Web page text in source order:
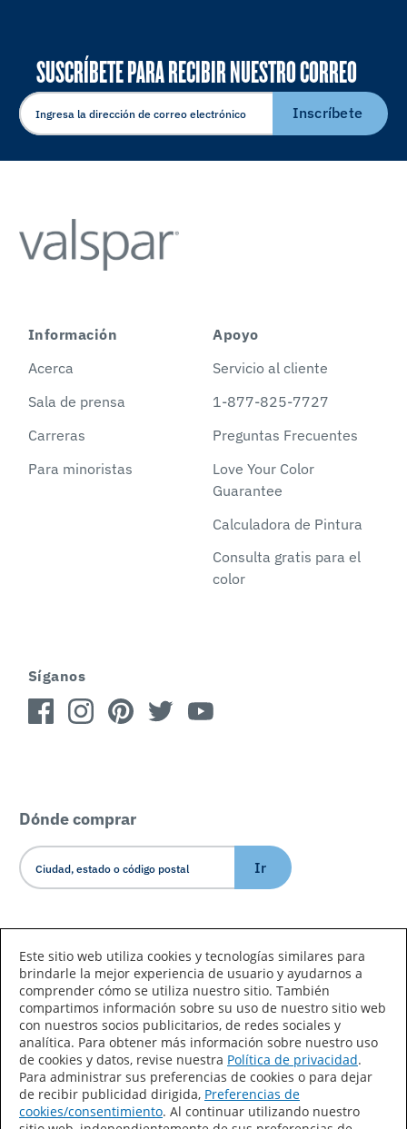
SUSCRÍBETE PARA RECIBIR NUESTRO CORREO
ELECTRÓNICO
Inscríbete
Información
Acerca
Sala de prensa
Carreras
Para minoristas
Apoyo
Servicio al cliente
1-877-825-7727
Preguntas Frecuentes
Love Your Color
Guarantee
Calculadora de Pintura
Consulta gratis para el
color
Síganos
Dónde comprar
Ir
Declaración de accesibilidad
Mapa del sitio
Términos de uso
Privacidad
Este sitio web utiliza cookies y tecnologías similares para
brindarle la mejor experiencia de usuario y ayudarnos a
comprender cómo se utiliza nuestro sitio. También
compartimos información sobre su uso de nuestro sitio web
con nuestros socios publicitarios, de redes sociales y
analítica. Para obtener más información sobre nuestro uso
de cookies y datos, revise nuestra Política de privacidad.
Para administrar sus preferencias de cookies o para dejar
de recibir publicidad dirigida, Preferencias de
cookies/consentimiento. Al continuar utilizando nuestro